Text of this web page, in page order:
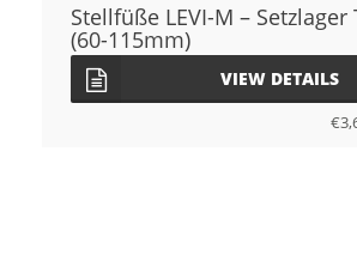
Stellfüße LEVI-M – Setzlager
(60-115mm)
VIEW DETAILS
€